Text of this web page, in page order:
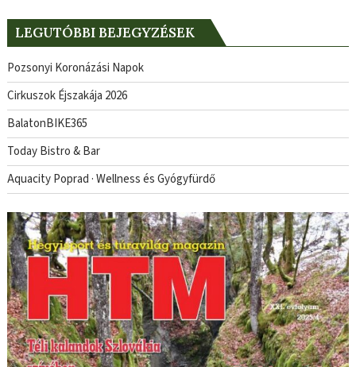
LEGUTÓBBI BEJEGYZÉSEK
Pozsonyi Koronázási Napok
Cirkuszok Éjszakája 2026
BalatonBIKE365
Today Bistro & Bar
Aquacity Poprad · Wellness és Gyógyfürdő